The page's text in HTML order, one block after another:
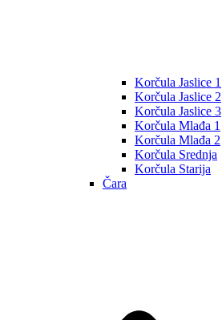
Korčula Jaslice 1
Korčula Jaslice 2
Korčula Jaslice 3
Korčula Mlađa 1
Korčula Mlađa 2
Korčula Srednja
Korčula Starija
Čara